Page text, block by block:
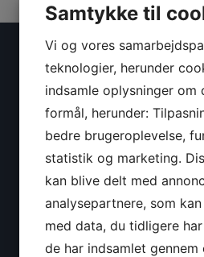
Vikingeklubben Isbjørnen
Ralvej 14
9000 Aalborg
Cvr: 29749671
Kontakt
Kontortider
Samtykke til
Vi og vores
teknologier, herunder
indsamle oplysninger
formål, herunder:
bedre brugeroplevelse,
statistik og marketing.
kan blive delt med
analysepartnere, som
med data, du tidligere
de har indsamlet